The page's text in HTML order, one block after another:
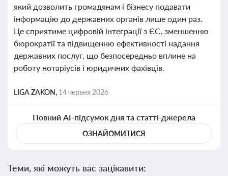
який дозволить громадянам і бізнесу подавати
інформацію до державних органів лише один раз.
Це сприятиме цифровій інтеграції з ЄС, зменшенню
бюрократії та підвищенню ефективності надання
державних послуг, що безпосередньо вплине на
роботу нотаріусів і юридичних фахівців.
LIGA ZAKON, 14 червня 2026
Повний AI-підсумок дня та статті-джерела
ОЗНАЙОМИТИСЯ
Теми, які можуть вас зацікавити: